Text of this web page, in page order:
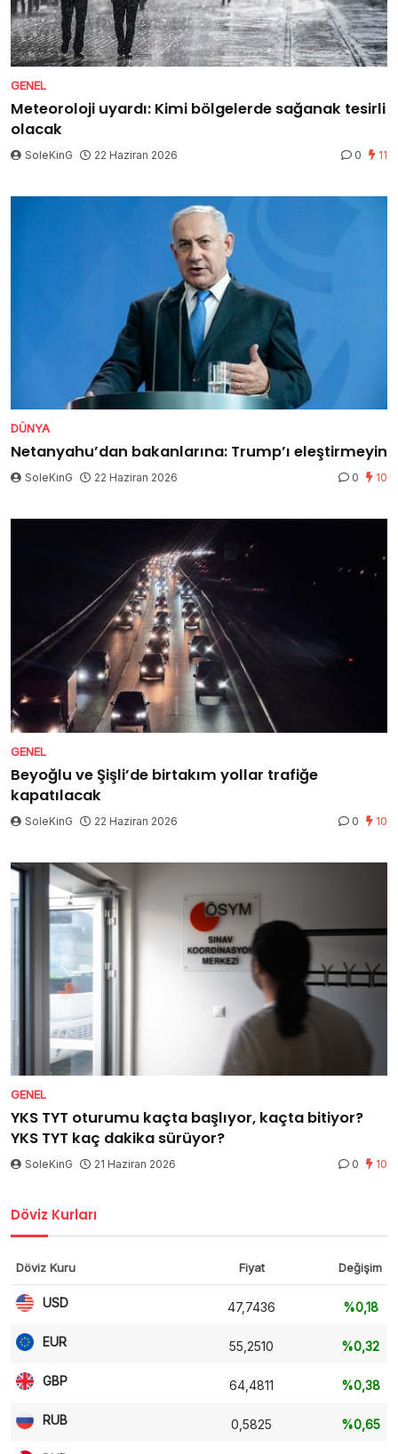
GENEL
Meteoroloji uyardı: Kimi bölgelerde sağanak tesirli
olacak
SoleKinG 22 Haziran 2026 0 11
DÜNYA
Netanyahu’dan bakanlarına: Trump’ı eleştirmeyin
SoleKinG 22 Haziran 2026 0 10
GENEL
Beyoğlu ve Şişli’de birtakım yollar trafiğe
kapatılacak
SoleKinG 22 Haziran 2026 0 10
GENEL
YKS TYT oturumu kaçta başlıyor, kaçta bitiyor?
YKS TYT kaç dakika sürüyor?
SoleKinG 21 Haziran 2026 0 10
Döviz Kurları
Döviz Kuru Fiyat Değişim
USD 47,7436 %0,18
EUR 55,2510 %0,32
GBP 64,4811 %0,38
RUB 0,5825 %0,65